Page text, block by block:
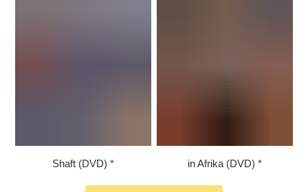
Shaft (DVD) in Afrika (DVD)